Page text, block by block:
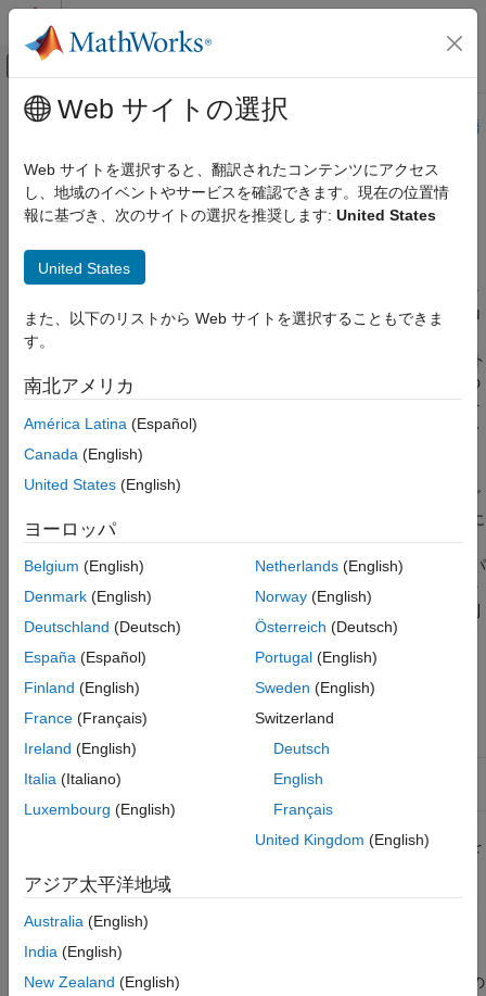
コンテンツへスキップ
オフキャンバス ナビゲーション メ
ドキュメンテーションのホーム
自動車
Vehicle Network Toolbox
項目一覧
参考
メインコンテンツ
このページは機械翻訳を使用して翻訳されました。最新版の英語
J1939パラメータグループフォーマ
ット
アプリケーション層は、ネットワークを介して送受信されるパラ
メータ グループ (PG) を処理します。J1939 プロトコルは、ブロ
CAN バス経由で送信されるメッセージを使用します。同じネット
ワーク上のデバイスは、許可や特別なリクエストなしにこれらの
メッセージにアクセスできます。デバイスが特定のメッセージを
必要とする場合は、メッセージ識別子にデバイスの送信先アドレ
スを含めます。
メッセージには、関連するメッセージを定義するパラメータのグ
ループが含まれています。たとえば、エンジン コントローラーに
送信されるメッセージには、エンジン速度と RPM の両方が含ま
れる場合があります。これらのパラメータは、CAN 識別子ではパ
ラメーター グループ ナンバー (PGN) によって表されます。パラ
メータ グループは次のメッセージ構造体を持つ 29 ビットの識別
子を使用します。
メー
ター
優先
度
タペ
PDU
ーマ
ット
Size
3ビッ
ト
8 ビ
最初の 3 ビットは、ネットワーク上のメッセージの優先度を
次のビットは将来の使用のために予約されています。送信メ
次のビットはデータ ページであり、識別子内の可能な PG の
Web サイトの選択
Web サイトを選択すると、翻訳されたコンテンツにアクセス
し、地域のイベントやサービスを確認できます。現在の位置情
報に基づき、次のサイトの選択を推奨します: United States
United States
また、以下のリストから Web サイトを選択することもできま
す。
南北アメリカ
América Latina (Español)
Canada (English)
United States (English)
ヨーロッパ
Belgium (English)
Denmark (English)
Deutschland (Deutsch)
España (Español)
Finland (English)
France (Français)
Ireland (English)
Italia (Italiano)
Luxembourg (English)
Netherlands(English)
Norway(English)
Österreich (Deutsch)
Portugal(English)
Sweden (English)
Switzerland
Deutsch
English
Français
United Kingdom (English)
アジア太平洋地域
Australia (English)
India (English)
New Zealand (English)